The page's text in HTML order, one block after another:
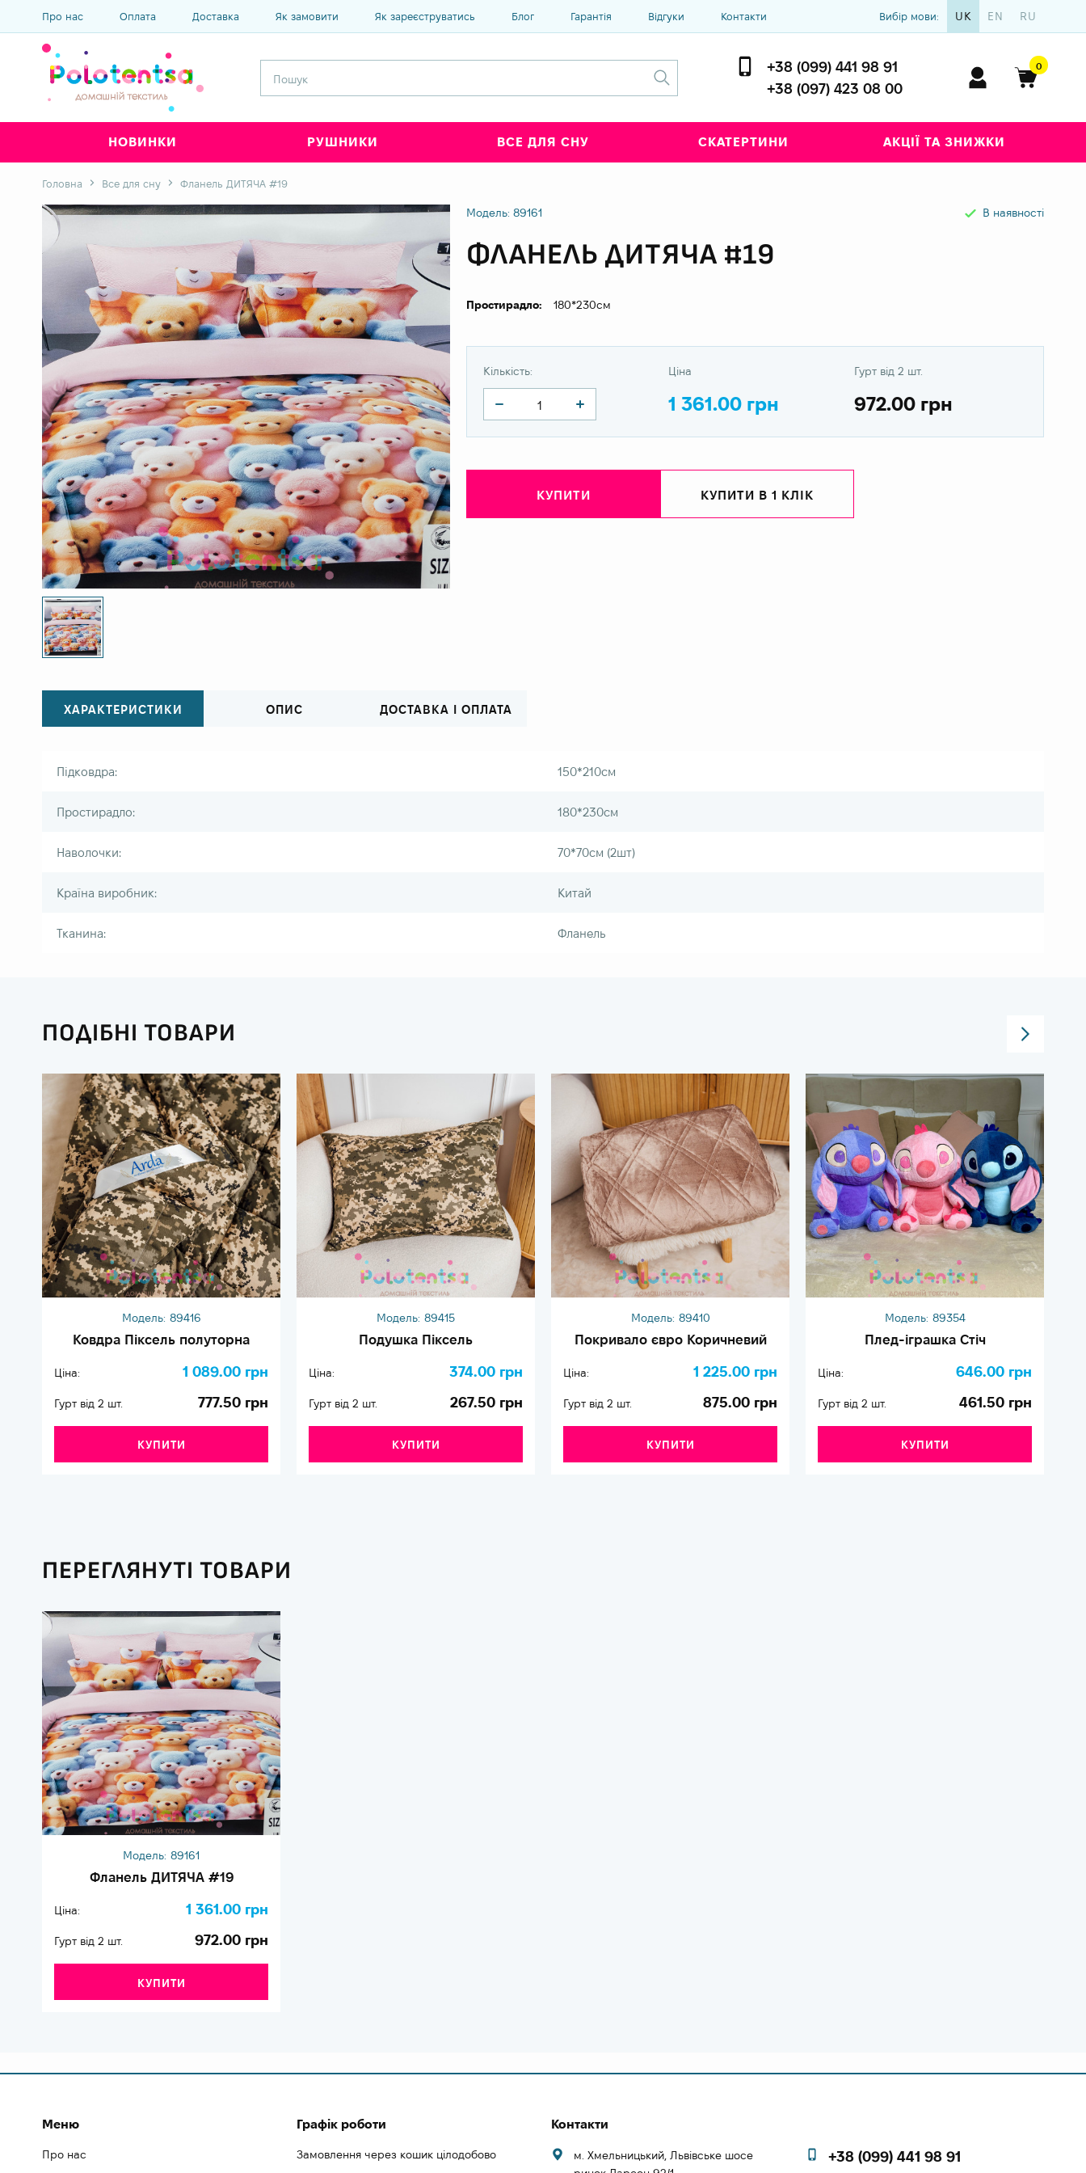
Про нас Оплата Доставка Як замовити Як зареєструватись Блог Гарантія Відгуки Контакти Вибір мови: UK EN RU
+38 (099) 441 98 91
+38 (097) 423 08 00
0
НОВИНКИ РУШНИКИ ВСЕ ДЛЯ СНУ СКАТЕРТИНИ АКЦІЇ ТА ЗНИЖКИ
Головна Все для сну Фланель ДИТЯЧА #19
Модель: 89161 В наявності
ФЛАНЕЛЬ ДИТЯЧА #19
Простирадло: 180*230см
Кількість: Ціна
1 361.00 грн
Гурт від 2 шт.
972.00 грн
КУПИТИ КУПИТИ В 1 КЛІК
ХАРАКТЕРИСТИКИ ОПИС ДОСТАВКА І ОПЛАТА
Підковдра: 150*210см
Простирадло: 180*230см
Наволочки: 70*70см (2шт)
Країна виробник: Китай
Тканина: Фланель
ПОДІБНІ ТОВАРИ
Модель: 89416
Ковдра Піксель полуторна
Ціна: 1 089.00 грн
Гурт від 2 шт. 777.50 грн
КУПИТИ
Модель: 89415
Подушка Піксель
Ціна: 374.00 грн
Гурт від 2 шт. 267.50 грн
КУПИТИ
Модель: 89410
Покривало євро Коричневий
Ціна: 1 225.00 грн
Гурт від 2 шт. 875.00 грн
КУПИТИ
Модель: 89354
Плед-іграшка Стіч
Ціна: 646.00 грн
Гурт від 2 шт. 461.50 грн
КУПИТИ
ПЕРЕГЛЯНУТІ ТОВАРИ
Модель: 89161
Фланель ДИТЯЧА #19
Ціна: 1 361.00 грн
Гурт від 2 шт. 972.00 грн
КУПИТИ
Меню
Про нас
Графік роботи
Замовлення через кошик цілодобово
Контакти
м. Хмельницький, Львівське шосе
+38 (099) 441 98 91